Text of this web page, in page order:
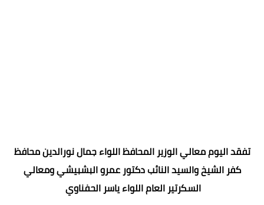
تفقد اليوم معالي الوزير المحافظ اللواء جمال نورالدين محافظ
كفر الشيخ والسيد النائب دكتور عمرو البشبيشي ومعالي
السكرتير العام اللواء ياسر الحفناوي